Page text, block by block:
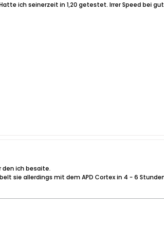
ich seinerzeit in 1,20 getestet. Irrer Speed bei
den ich besaite.
sie allerdings mit dem APD Cortex in 4 - 6